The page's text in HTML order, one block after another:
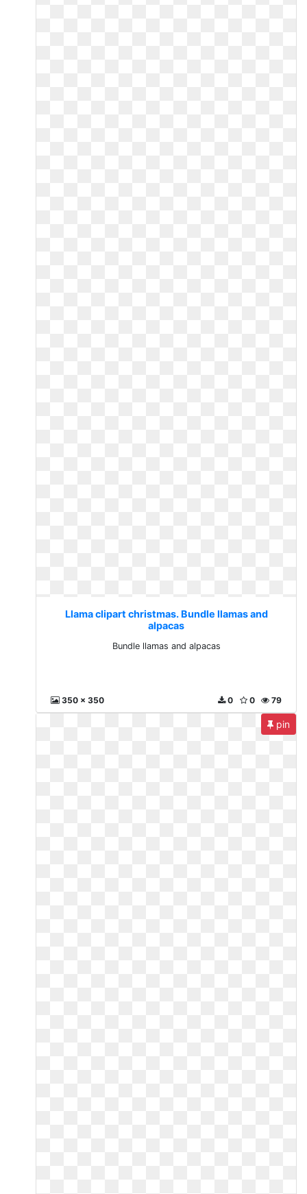
Llama clipart christmas. Bundle llamas and
alpacas
Bundle llamas and alpacas
350 x 350 79
0
0
pin